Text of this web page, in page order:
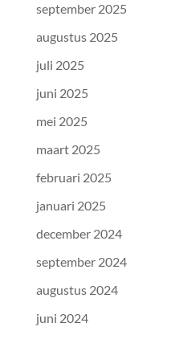
september 2025
augustus 2025
juli 2025
juni 2025
mei 2025
maart 2025
februari 2025
januari 2025
december 2024
september 2024
augustus 2024
juni 2024